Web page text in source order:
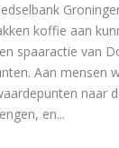
koffie aan
spaaractie van
Aan mensen
naar
en...